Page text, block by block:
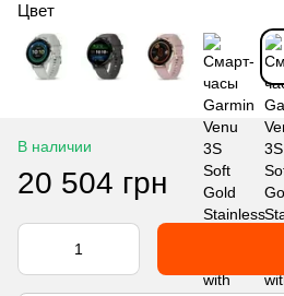
Цвет
В наличии
20 504 грн